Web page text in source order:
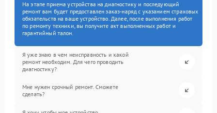
На этапе приема устройства на диагностику и последующий
ремонт вам будет предоставлен заказ-наряд с указанием страховых
обязательств на ваше устройство. Далее, после выполнения работ
по ремонту техники, вы получите акт выполненных работ и
гарантийный талон.
Я уже знаю в чем неисправность и какой
ремонт необходим. Для чего проводить
диагностику?
Мне нужен срочный ремонт. Сможете
сделать?